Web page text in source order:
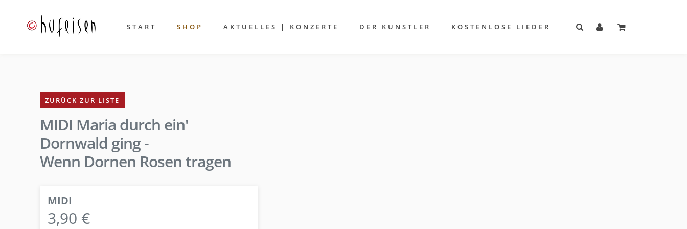
START SHOP AKTUELLES | KONZERTE DER KÜNSTLER KOSTENLOSE LIEDER
ZURÜCK ZUR LISTE
MIDI Maria durch ein'
Dornwald ging -
Wenn Dornen Rosen tragen
MIDI
3,90 €